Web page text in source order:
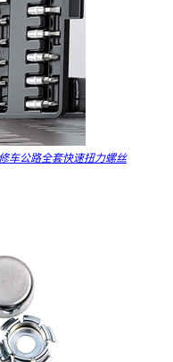
车公路全套快速扭力螺丝